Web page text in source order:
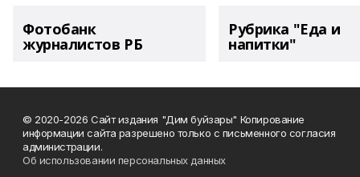
Фотобанк
журналистов РБ
Рубрика "Еда и
напитки"
© 2020-2026 Сайт издания "Дим буйзары" Копирование
информации сайта разрешено только с письменного согласия
администрации.
Об использовании персональных данных